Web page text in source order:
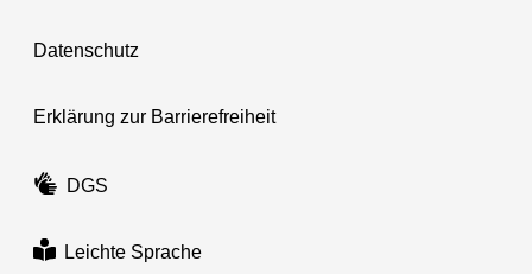
Datenschutz
Erklärung zur Barrierefreiheit
DGS
Leichte Sprache